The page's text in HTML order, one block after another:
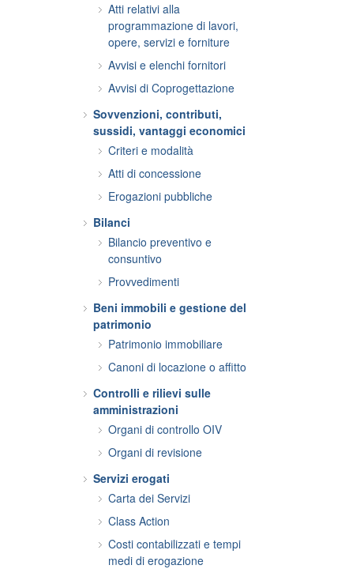
Atti relativi alla
programmazione di lavori,
opere, servizi e forniture
Avvisi e elenchi fornitori
Avvisi di Coprogettazione
Sovvenzioni, contributi,
sussidi, vantaggi economici
Criteri e modalità
Atti di concessione
Erogazioni pubbliche
Bilanci
Bilancio preventivo e
consuntivo
Provvedimenti
Beni immobili e gestione del
patrimonio
Patrimonio immobiliare
Canoni di locazione o affitto
Controlli e rilievi sulle
amministrazioni
Organi di controllo OIV
Organi di revisione
Servizi erogati
Carta dei Servizi
Class Action
Costi contabilizzati e tempi
medi di erogazione